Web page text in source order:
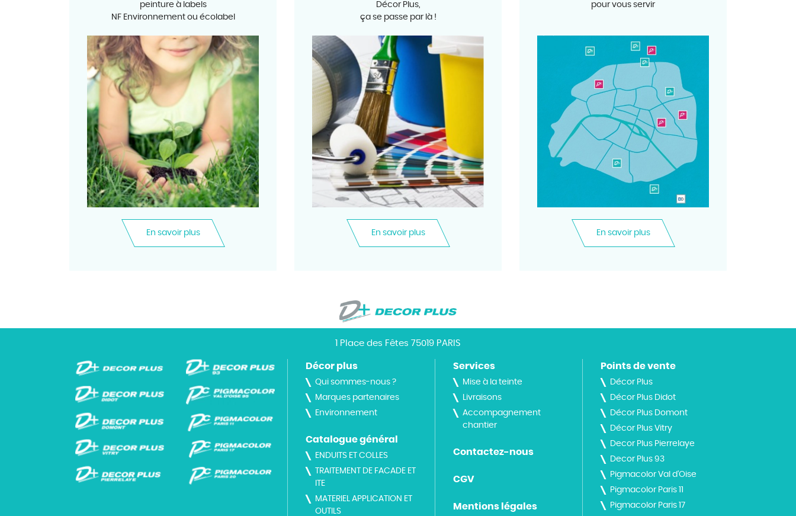
peinture à labels
NF Environnement ou écolabel
En savoir plus
Décor Plus,
ça se passe par là !
En savoir plus
pour vous servir
En savoir plus
1 Place des Fêtes 75019 PARIS
Décor plus
Qui sommes-nous ?
Marques partenaires
Environnement
Catalogue général
ENDUITS ET COLLES
TRAITEMENT DE FACADE ET
ITE
MATERIEL APPLICATION ET
OUTILS
Services
Mise à la teinte
Livraisons
Accompagnement
chantier
Contactez-nous
CGV
Mentions légales
Points de vente
Décor Plus
Décor Plus Didot
Décor Plus Domont
Décor Plus Vitry
Decor Plus Pierrelaye
Decor Plus 93
Pigmacolor Val d'Oise
Pigmacolor Paris 11
Pigmacolor Paris 17